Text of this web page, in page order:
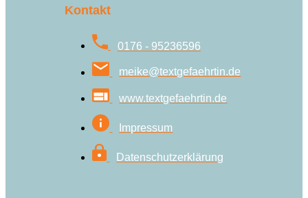
Kontakt
0176 - 95236596
meike@textgefaehrtin.de
www.textgefaehrtin.de
Impressum
Datenschutzerklärung